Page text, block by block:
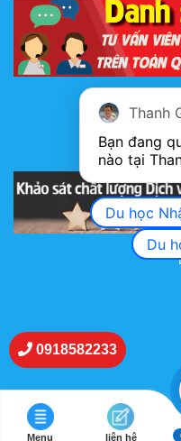
KHẢO SÁT
0918582233
Menu liên hệ
Thanh
Bạn đang
nào tại
Du học
Du